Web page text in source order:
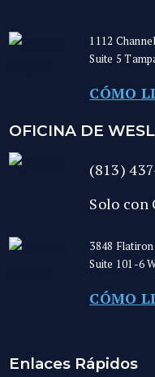
1112
Suite 5
CÓMO
OFICINA DE
(813)
Solo con
3848
Suite 101-6
CÓMO
Enlaces Rápidos